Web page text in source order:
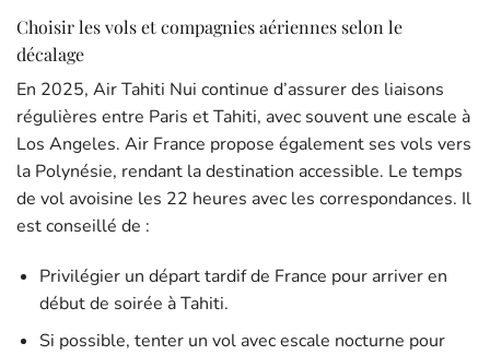
Choisir les vols et compagnies aériennes selon le
décalage
En 2025, Air Tahiti Nui continue d’assurer des liaisons
régulières entre Paris et Tahiti, avec souvent une escale à
Los Angeles. Air France propose également ses vols vers
la Polynésie, rendant la destination accessible. Le temps
de vol avoisine les 22 heures avec les correspondances. Il
est conseillé de :
Privilégier un départ tardif de France pour arriver en
début de soirée à Tahiti.
Si possible, tenter un vol avec escale nocturne pour